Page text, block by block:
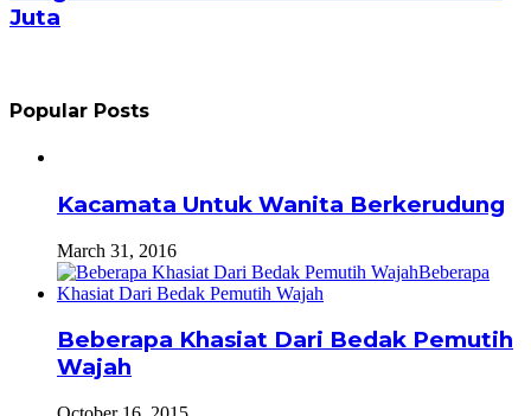
Juta
Popular Posts
Kacamata Untuk Wanita Berkerudung
March 31, 2016
Beberapa Khasiat Dari Bedak Pemutih
Wajah